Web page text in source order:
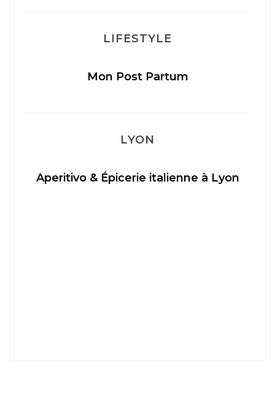
LIFESTYLE
Mon Post Partum
LYON
Aperitivo & Épicerie italienne à Lyon